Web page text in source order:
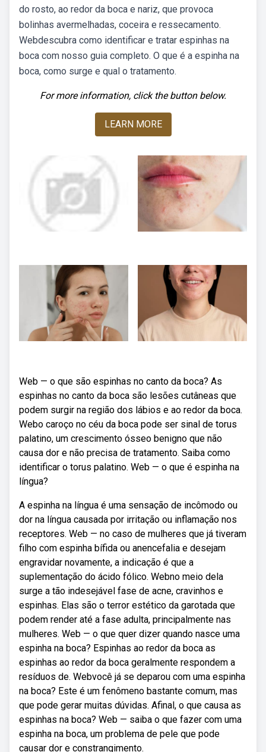
do rosto, ao redor da boca e nariz, que provoca
bolinhas avermelhadas, coceira e ressecamento.
Webdescubra como identificar e tratar espinhas na
boca com nosso guia completo. O que é a espinha na
boca, como surge e qual o tratamento.
For more information, click the button below.
LEARN MORE
Web — o que são espinhas no canto da boca? As
espinhas no canto da boca são lesões cutâneas que
podem surgir na região dos lábios e ao redor da boca.
Webo caroço no céu da boca pode ser sinal de torus
palatino, um crescimento ósseo benigno que não
causa dor e não precisa de tratamento. Saiba como
identificar o torus palatino. Web — o que é espinha na
língua?
A espinha na língua é uma sensação de incômodo ou
dor na língua causada por irritação ou inflamação nos
receptores. Web — no caso de mulheres que já tiveram
filho com espinha bífida ou anencefalia e desejam
engravidar novamente, a indicação é que a
suplementação do ácido fólico. Webno meio dela
surge a tão indesejável fase de acne, cravinhos e
espinhas. Elas são o terror estético da garotada que
podem render até a fase adulta, principalmente nas
mulheres. Web — o que quer dizer quando nasce uma
espinha na boca? Espinhas ao redor da boca as
espinhas ao redor da boca geralmente respondem a
resíduos de. Webvocê já se deparou com uma espinha
na boca? Este é um fenômeno bastante comum, mas
que pode gerar muitas dúvidas. Afinal, o que causa as
espinhas na boca? Web — saiba o que fazer com uma
espinha na boca, um problema de pele que pode
causar dor e constrangimento.